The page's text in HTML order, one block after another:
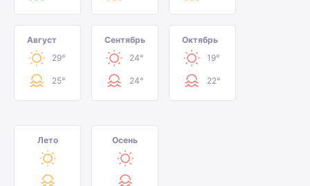
Август
29°
25°
Сентябрь
24°
24°
Октябрь
19°
22°
Лето Осень